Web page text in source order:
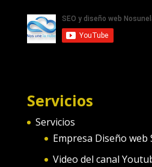
Servicios
Servicios
Empresa Diseño web
Video del canal